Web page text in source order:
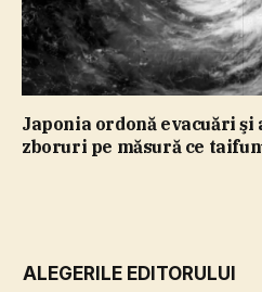
Japonia ordonă evacuări şi
zboruri pe măsură ce
ALEGERILE EDITORULUI